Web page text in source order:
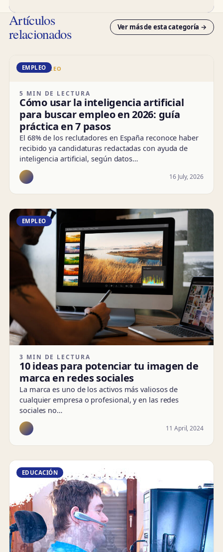
Artículos
relacionados Ver más de esta categoría →
DD · EMPLEO
EMPLEO
5 MIN DE LECTURA
Cómo usar la inteligencia artificial
para buscar empleo en 2026: guía
práctica en 7 pasos
El 68% de los reclutadores en España reconoce haber
recibido ya candidaturas redactadas con ayuda de
inteligencia artificial, según datos…
16 July, 2026
EMPLEO
3 MIN DE LECTURA
10 ideas para potenciar tu imagen de
marca en redes sociales
La marca es uno de los activos más valiosos de
cualquier empresa o profesional, y en las redes
sociales no…
11 April, 2024
EDUCACIÓN